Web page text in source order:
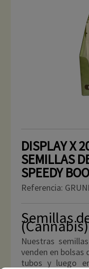
DISPLAY X
SEMILLAS
SPEEDY
Referencia:
Semillas
Nuestras
venden en bolsas
tubos y luego